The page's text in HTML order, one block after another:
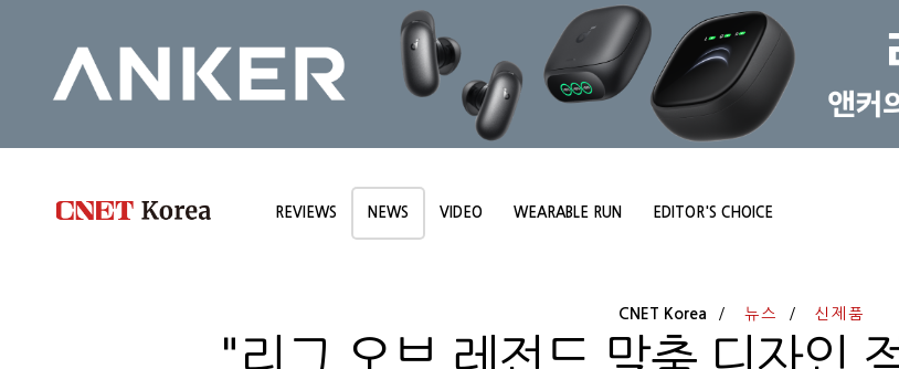
REVIEWS NEWS VIDEO WEARABLE RUN EDITOR'S CHOICE
CNET Korea 뉴스 신제품